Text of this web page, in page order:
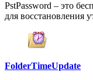
PstPassword – это
для восстановления
FolderTimeUpdate